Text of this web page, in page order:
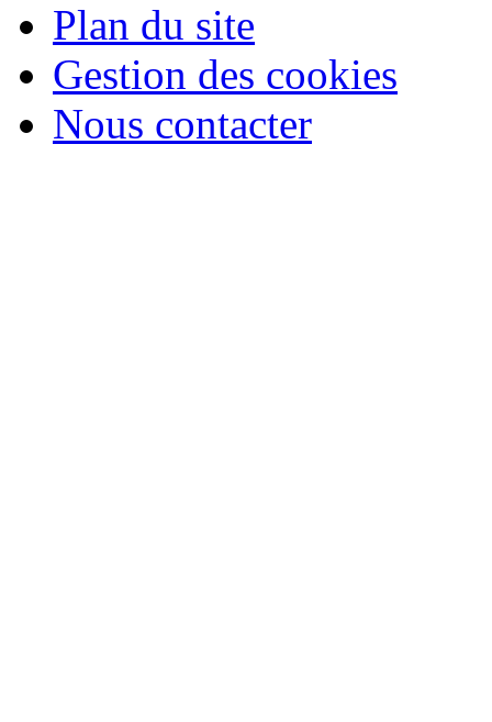
Plan du site
Gestion des cookies
Nous contacter